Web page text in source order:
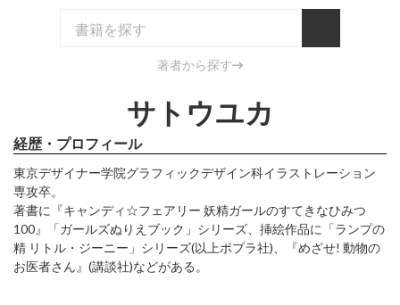
著者から探す
サトウユカ
経歴・プロフィール
東京デザイナー学院グラフィックデザイン科イラストレーション
専攻卒。
著書に『キャンディ☆フェアリー 妖精ガールのすてきなひみつ
100』「ガールズぬりえブック」シリーズ、挿絵作品に「ランプの
精 リトル・ジーニー」シリーズ(以上ポプラ社)、『めざせ! 動物の
お医者さん』(講談社)などがある。